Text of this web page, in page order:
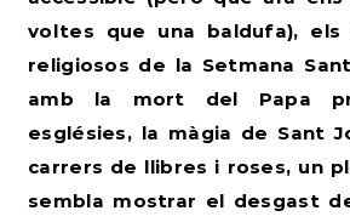
voltes que una baldufa), els
religiosos de la Setmana
amb la mort del Papa
esglésies, la màgia de Sant
carrers de llibres i roses, un
sembla mostrar el desgast